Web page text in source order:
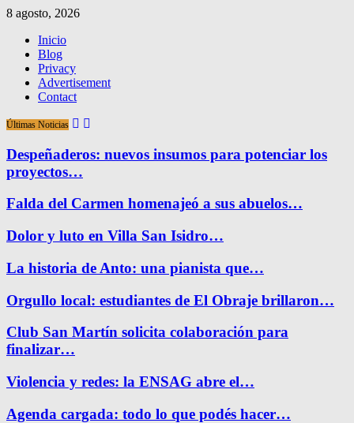
8 agosto, 2026
Inicio
Blog
Privacy
Advertisement
Contact
Últimas Noticias
Despeñaderos: nuevos insumos para potenciar los
proyectos…
Falda del Carmen homenajeó a sus abuelos…
Dolor y luto en Villa San Isidro…
La historia de Anto: una pianista que…
Orgullo local: estudiantes de El Obraje brillaron…
Club San Martín solicita colaboración para
finalizar…
Violencia y redes: la ENSAG abre el…
Agenda cargada: todo lo que podés hacer…